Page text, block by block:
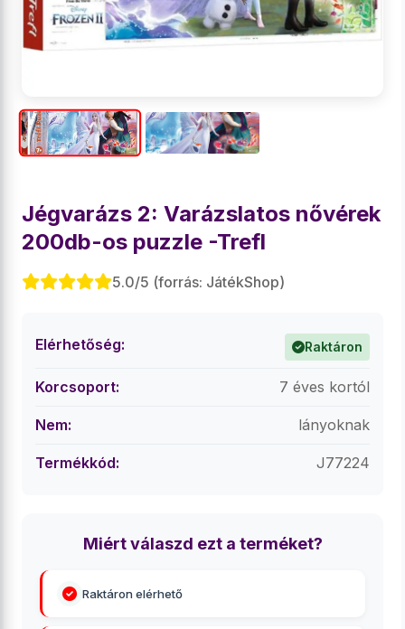
Jégvarázs 2: Varázslatos nővérek
200db-os puzzle -Trefl
5.0/5 (forrás: JátékShop)
Elérhetőség: Raktáron
Korcsoport: 7 éves kortól
Nem: lányoknak
Termékkód: J77224
Miért válaszd ezt a terméket?
Raktáron elérhető